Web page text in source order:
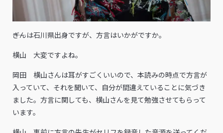
――ぎんは石川県出身ですが、方言はいかがですか。
横山 大変ですよね。
岡田 横山さんは耳がすごくいいので、本読みの時点で方言が
入っていて、それを聞いて、自分が間違えていることに気づき
ました。方言に関しても、横山さんを見て勉強させてもらって
います。